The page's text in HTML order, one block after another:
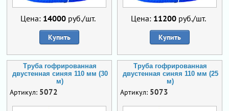
Цена: 14000 руб./шт.
Купить
Цена: 11200 руб./шт.
Купить
Труба гофрированная
двустенная синяя 110 мм (30
м)
Артикул: 5072
Труба гофрированная
двустенная синяя 110 мм (25
м)
Артикул: 5073